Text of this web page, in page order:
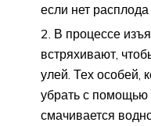
если нет расплода
В процессе
встряхивают,
улей. Тех особей,
убрать с помощью
смачивается